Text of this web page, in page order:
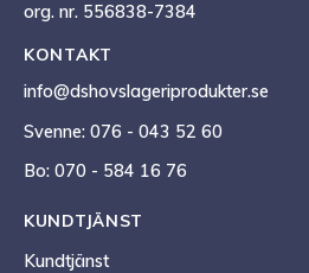
org. nr. 556838-7384
KONTAKT
info@dshovslageriprodukter.se
Svenne: 076 - 043 52 60
Bo: 070 - 584 16 76
KUNDTJÄNST
Kundtjänst